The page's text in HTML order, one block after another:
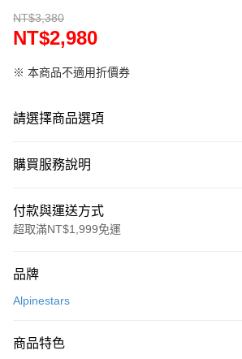
NT$3,380
NT$2,980
※ 本商品不適用折價券
請選擇商品選項
購買服務說明
付款與運送方式
超取滿NT$1,999免運
信用卡一次付款
3 期 0 利率 每期
品牌
Alpinestars
商品特色